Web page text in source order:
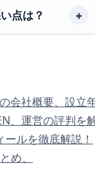
点は？
会社概要、設立
、運営の評判を
ルを徹底解説！
め、